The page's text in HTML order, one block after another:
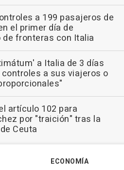
a 199 pasajeros de
el primer día de
fronteras con Italia
a Italia de 3 días
a sus viajeros o
artículo 102 para
por "traición" tras la
Ceuta
ECONOMÍA